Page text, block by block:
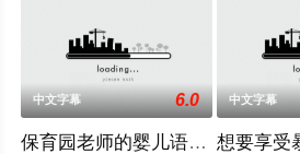
中文字幕 6.0
保育园老师的婴儿语让人超兴奋
中文字幕
想要享受